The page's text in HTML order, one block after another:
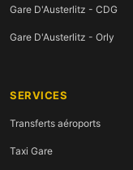
Gare D'Austerlitz - CDG
Gare D'Austerlitz - Orly
SERVICES
Transferts aéroports
Taxi Gare